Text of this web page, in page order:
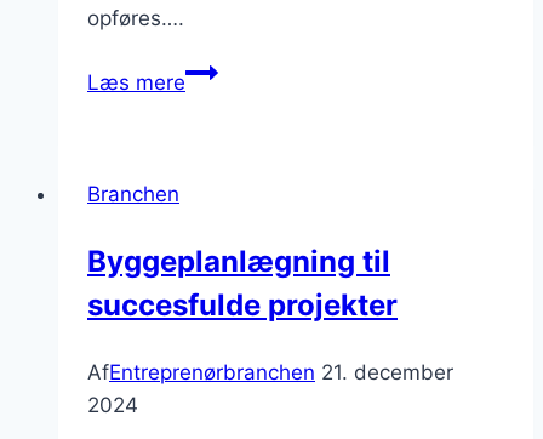
opføres….
Læs mereModerne
og
innovation
Branchen
Byggeplanlægning til
succesfulde projekter
AfEntreprenørbranchen 21. december
2024